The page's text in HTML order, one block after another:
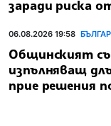
заради риска
06.08.2026 19:58
Общинският
изпълняващ
прие решения